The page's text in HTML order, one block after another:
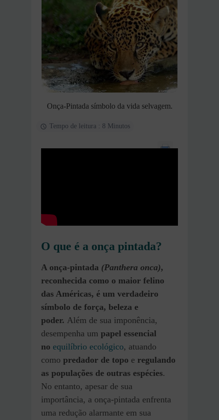
Onça-Pintada símbolo da vida selvagem.
Tempo de leitura : 8 Minutos
O que é a onça pintada?
A onça-pintada (Panthera onca),
reconhecida como o maior felino
das Américas, é um verdadeiro
símbolo de força, beleza e
poder. Além de sua imponência,
desempenha um papel essencial
no equilíbrio ecológico, atuando
como predador de topo e regulando
as populações de outras espécies.
No entanto, apesar de sua
importância, a onça-pintada enfrenta
uma redução alarmante em sua